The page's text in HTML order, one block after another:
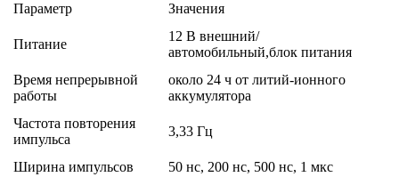
Параметр Значения
Питание
12 В внешний/
автомобильный,блок питания
Время непрерывной
работы
около 24 ч от литий-ионного
аккумулятора
Частота повторения
импульса
3,33 Гц
Ширина импульсов
50 нс, 200 нс, 500 нс, 1 мкс